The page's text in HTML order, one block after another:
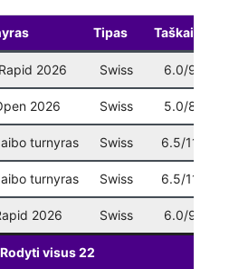
Tipas Taškai
2026 Swiss 6.0/9
2026 Swiss 5.0/8
turnyras Swiss 6.5/11
turnyras Swiss 6.5/11
2026 Swiss 6.0/9
Rodyti visus22